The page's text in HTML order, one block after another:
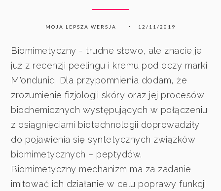
MOJA LEPSZA WERSJA 12/11/2019
Biomimetyczny - trudne słowo, ale znacie je
już z recenzji peelingu i kremu pod oczy marki
M'onduniq. Dla przypomnienia dodam, że
zrozumienie fizjologii skóry oraz jej procesów
biochemicznych występujących w połączeniu
z osiągnięciami biotechnologii doprowadziły
do pojawienia się syntetycznych związków
biomimetycznych – peptydów.
Biomimetyczny mechanizm ma za zadanie
imitować ich działanie w celu poprawy funkcji